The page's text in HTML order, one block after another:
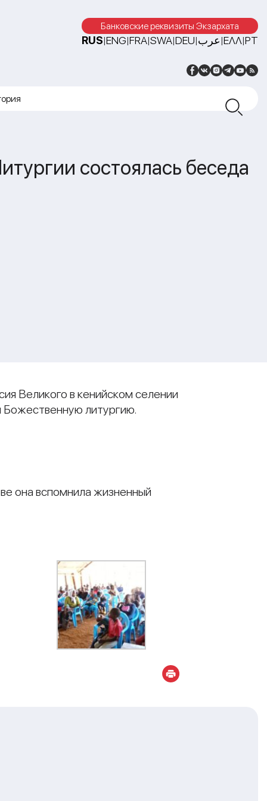
Банковские реквизиты Экзархата
RUS|ENG|FRA|SWA|DEU|عرب|ΕΛΛ|PT
состоялась беседа
Великого в кенийском селении
литургию.
она вспомнила жизненный